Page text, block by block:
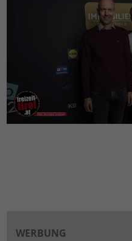
WERBUNG